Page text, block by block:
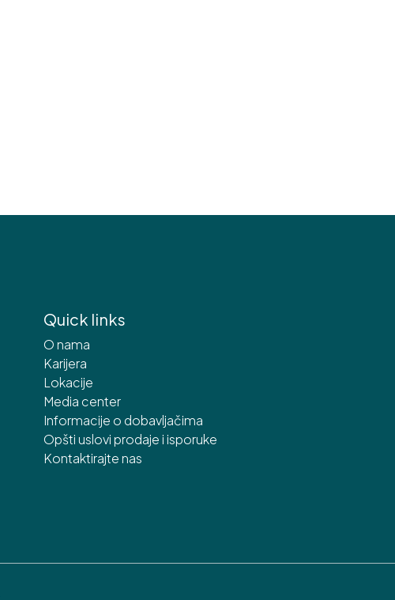
Quick links
O nama
Karijera
Lokacije
Media center
Informacije o dobavljačima
Opšti uslovi prodaje i isporuke
Kontaktirajte nas